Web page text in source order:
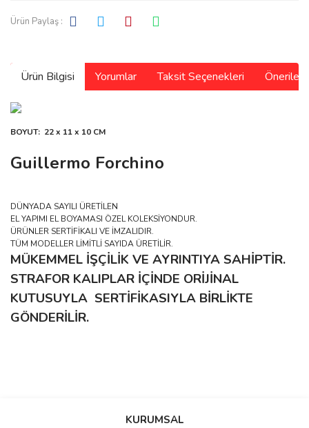
Ürün Paylaş :
Ürün Bilgisi Yorumlar Taksit Seçenekleri
BOYUT: 22 x 11 x 10 CM
Guillermo Forchino
DÜNYADA SAYILI ÜRETİLEN
EL YAPIMI EL BOYAMASI ÖZEL KOLEKSİYONDUR.
ÜRÜNLER SERTİFİKALI VE İMZALIDIR.
TÜM MODELLER LİMİTLİ SAYIDA ÜRETİLİR.
MÜKEMMEL İŞÇİLİK VE AYRINTIYA SAHİPTİR.
STRAFOR KALIPLAR İÇİNDE ORİJİNAL
KUTUSUYLA SERTİFİKASIYLA BİRLİKTE
GÖNDERİLİR.
Bu ürüne ilk yorumu siz yapın!
KURUMSAL